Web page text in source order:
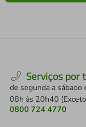
Serviços por
de segunda a sábado
08h às 20h40
0800 724 4770